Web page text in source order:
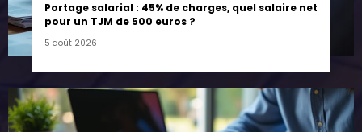
Portage salarial : 45% de charges, quel salaire net
pour un TJM de 500 euros ?
5 août 2026